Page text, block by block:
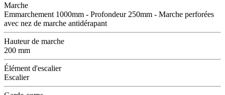
Marche
Emmarchement 1000mm - Profondeur 250mm - Marche perforées
avec nez de marche antidérapant
Hauteur de marche
200 mm
Élément d'escalier
Escalier